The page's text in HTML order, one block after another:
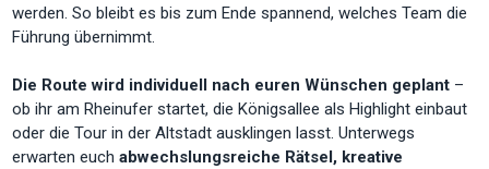
werden. So bleibt es bis zum Ende spannend, welches Team die
Führung übernimmt.
Die Route wird individuell nach euren Wünschen geplant –
ob ihr am Rheinufer startet, die Königsallee als Highlight einbaut
oder die Tour in der Altstadt ausklingen lasst. Unterwegs
erwarten euchabwechslungsreiche Rätsel, kreative